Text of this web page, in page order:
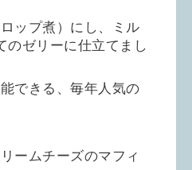
ップ煮）にし、ミル
のゼリーに仕立てまし
できる、毎年人気の
ームチーズのマフィ